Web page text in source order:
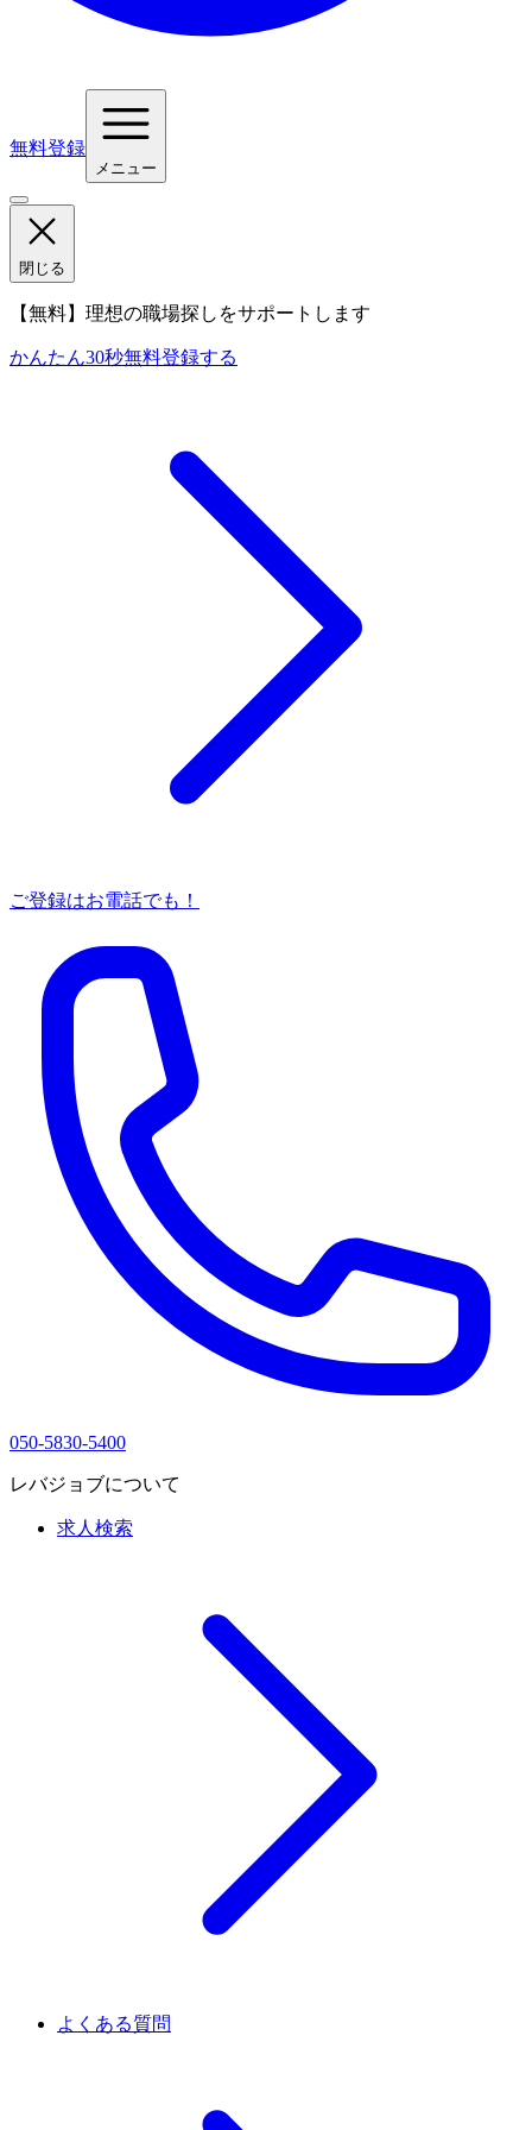
無料登録
メニュー
閉じる
【無料】理想の職場探しをサポートします
かんたん30秒無料登録する
ご登録はお電話でも！
050-5830-5400
レバジョブについて
求人検索
よくある質問